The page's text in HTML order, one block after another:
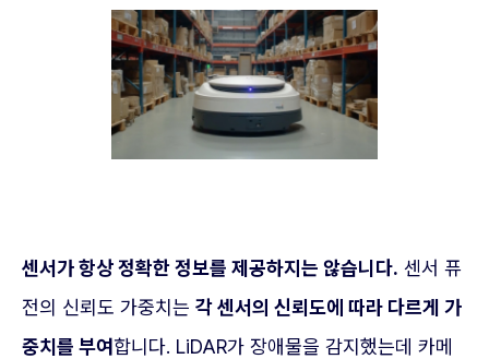
센서가 항상 정확한 정보를 제공하지는 않습니다. 센서 퓨
전의 신뢰도 가중치는 각 센서의 신뢰도에 따라 다르게 가
중치를 부여 합니다. LiDAR가 장애물을 감지했는데 카메